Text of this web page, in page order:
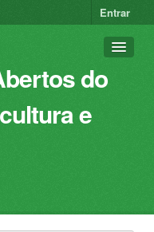
Entrar
do
e